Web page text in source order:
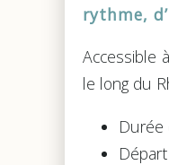
rythme,
Accessible
le long du
Durée